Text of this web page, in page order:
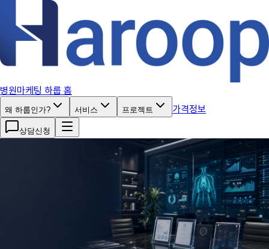
o
o
n
e
t
병원마케팅 하룹 홈
왜 하룹인가? 서비스 프로젝트 가격정보
상담신청